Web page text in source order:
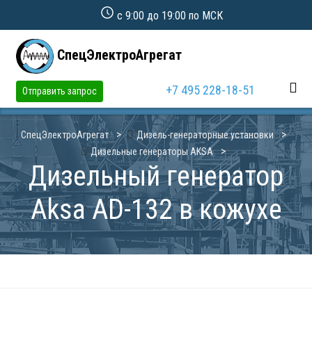
с 9:00 до 19:00 по МСК
СпецЭлектроАгрегат
Отправить запрос +7 495 228-18-51
СпецЭлектроАгрегат
Дизель-генераторные установки
Дизельные генераторы AKSA
Дизельный генератор
Aksa AD-132 в кожухе